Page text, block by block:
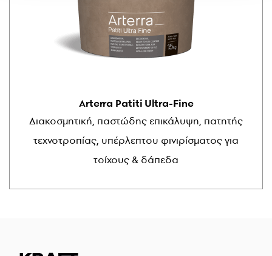
Arterra Patiti Ultra-Fine
Διακοσμητική, παστώδης επικάλυψη, πατητής
τεχνοτροπίας, υπέρλεπτου φινιρίσματος για
τοίχους & δάπεδα